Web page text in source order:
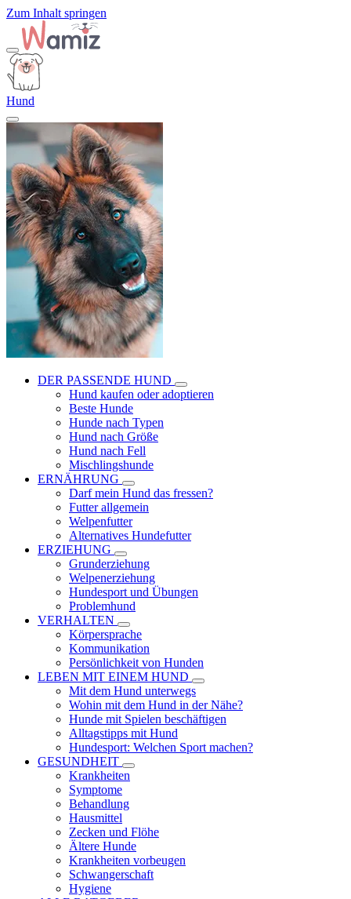
Zum Inhalt springen
Hund
DER PASSENDE HUND
Hund kaufen oder adoptieren
Beste Hunde
Hunde nach Typen
Hund nach Größe
Hund nach Fell
Mischlingshunde
ERNÄHRUNG
Darf mein Hund das fressen?
Futter allgemein
Welpenfutter
Alternatives Hundefutter
ERZIEHUNG
Grunderziehung
Welpenerziehung
Hundesport und Übungen
Problemhund
VERHALTEN
Körpersprache
Kommunikation
Persönlichkeit von Hunden
LEBEN MIT EINEM HUND
Mit dem Hund unterwegs
Wohin mit dem Hund in der Nähe?
Hunde mit Spielen beschäftigen
Alltagstipps mit Hund
Hundesport: Welchen Sport machen?
GESUNDHEIT
Krankheiten
Symptome
Behandlung
Hausmittel
Zecken und Flöhe
Ältere Hunde
Krankheiten vorbeugen
Schwangerschaft
Hygiene